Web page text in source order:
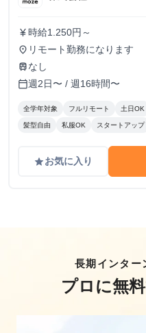
currency_yen 時給1.250円～
place リモート勤務になります
train なし
calendar_today週2日〜 / 週16時間〜
全学年対象 フルリモート 土日OK
髪型自由 私服OK スタートアップ
gradeお気に入り
長期インター
プロに無